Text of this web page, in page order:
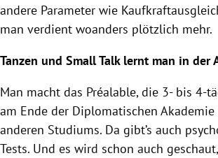
andere Parameter wie
man verdient woanders plötzlich mehr.
Tanzen und Small Talk lernt man in der
Man macht das Préalable, die 3- bis 4-
am Ende der Diplomatischen Akademie
anderen Studiums. Da gibt’s auch
Tests. Und es wird schon auch